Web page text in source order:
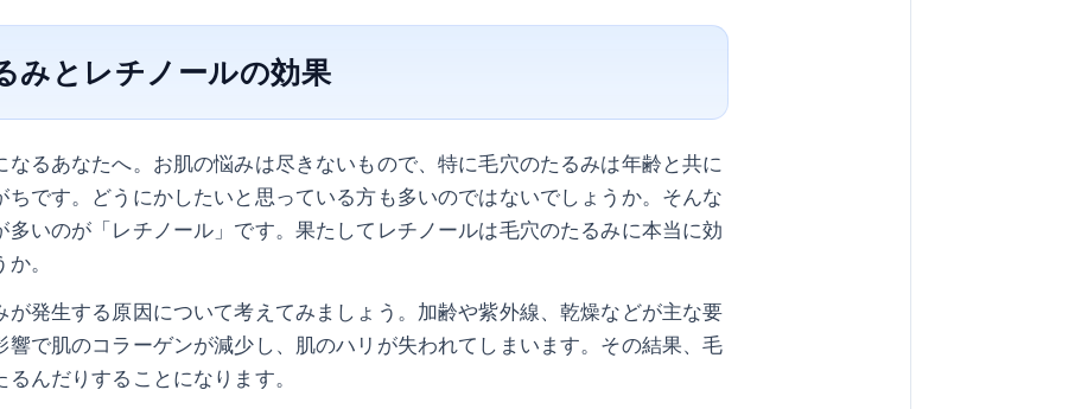
みとレチノールの効果
なるあなたへ。お肌の悩みは尽きないもので、特に毛穴のたるみは年齢と共に
ちです。どうにかしたいと思っている方も多いのではないでしょうか。そんな
多いのが「レチノール」です。果たしてレチノールは毛穴のたるみに本当に効
。
が発生する原因について考えてみましょう。加齢や紫外線、乾燥などが主な要
響で肌のコラーゲンが減少し、肌のハリが失われてしまいます。その結果、毛
んだりすることになります。